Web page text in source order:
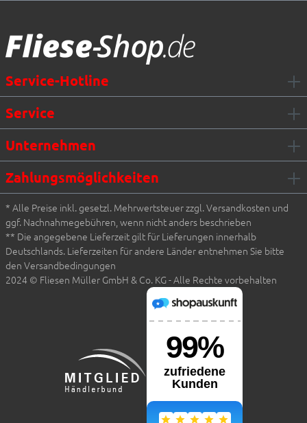
Service-Hotline
Service
Unternehmen
Zahlungsmöglichkeiten
* Alle Preise inkl. gesetzl. Mehrwertsteuer zzgl. Versandkosten und
ggf. Nachnahmegebühren, wenn nicht anders beschrieben
** Die angegebene Lieferzeit gilt für Lieferungen innerhalb
Deutschlands. Lieferzeiten für andere Länder entnehmen Sie bitte
den Versandbedingungen
2024 © Fliesen Müller GmbH & Co. KG - Alle Rechte vorbehalten